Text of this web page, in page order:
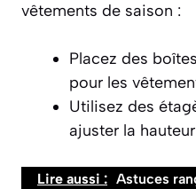
vêtements de saison :
Placez des
pour les
Utilisez des
ajuster la
Lire aussi : Astuces